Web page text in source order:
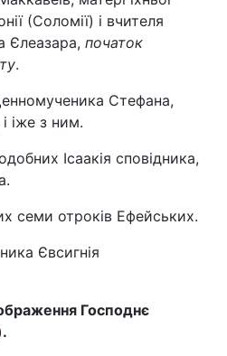
(Соломії) і вчителя
Єлеазара, початок
.
Стефана,
іже з ним.
Ісаакія сповідника,
семи отроків Ефейських.
Євсигнія
Господнє